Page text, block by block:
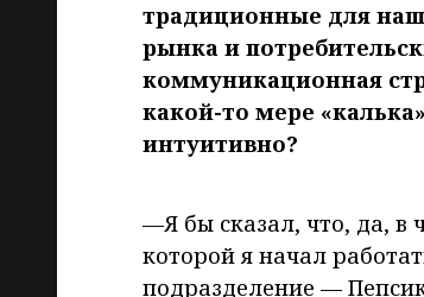
традиционные для
рынка и
коммуникационная
какой-то мере
интуитивно?
—Я бы сказал, что, да,
которой я начал
подразделение —